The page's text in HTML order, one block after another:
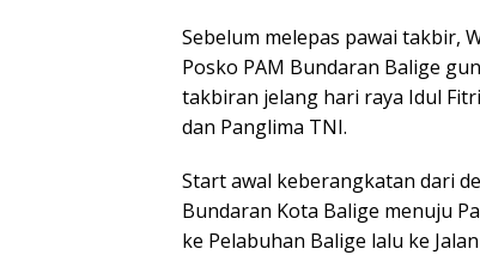
Sebelum melepas pawai takbir,
Posko PAM Bundaran Balige
takbiran jelang hari raya Idul
dan Panglima TNI.
Start awal keberangkatan dari
Bundaran Kota Balige menuju
ke Pelabuhan Balige lalu ke